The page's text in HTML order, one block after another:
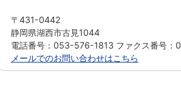
〒431-0442
静岡県湖西市古見1044
電話番号：053-576-1813 ファクス番号
メールでのお問い合わせはこちら